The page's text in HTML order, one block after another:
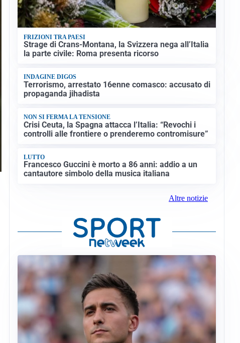
FRIZIONI TRA PAESI
Strage di Crans-Montana, la Svizzera nega all’Italia
la parte civile: Roma presenta ricorso
INDAGINE DIGOS
Terrorismo, arrestato 16enne comasco: accusato di
propaganda jihadista
NON SI FERMA LA TENSIONE
Crisi Ceuta, la Spagna attacca l’Italia: “Revochi i
controlli alle frontiere o prenderemo contromisure”
LUTTO
Francesco Guccini è morto a 86 anni: addio a un
cantautore simbolo della musica italiana
Altre notizie